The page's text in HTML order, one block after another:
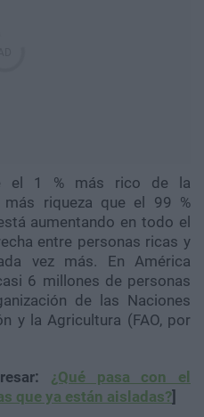
el 1 % más rico de la
más riqueza que el 99 %
aumentando en todo el
entre personas ricas y
vez más. En América
6 millones de personas
de las Naciones
y la Agricultura (FAO, por
¿Qué pasa con el
que ya están aisladas?]